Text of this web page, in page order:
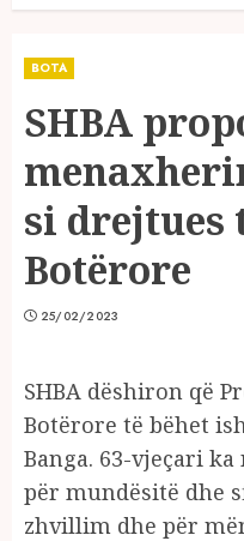
BOTA
SHBA
si drejtues
Botërore
25/02/2023
SHBA dëshiron që
Botërore të bëhet
Banga. 63-vjeçari
për mundësitë dhe
zhvillim dhe për